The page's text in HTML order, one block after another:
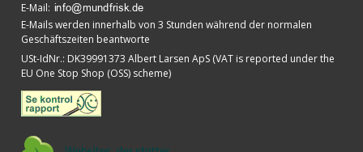
E-Mail:
E-Mails werden innerhalb von 3 Stunden während der normalen
Geschäftszeiten beantworte
USt-IdNr.: DK39991373 Albert Larsen ApS (VAT is reported under the
EU One Stop Shop (OSS) scheme)